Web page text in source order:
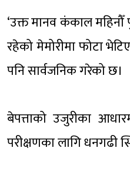
‘उक्त मानव कंकाल महिनौँ
रहेको मेमोरीमा फोटा
पनि सार्वजनिक गरेको छ।
बेपत्ताको उजुरीका
परीक्षणका लागि धनगढी